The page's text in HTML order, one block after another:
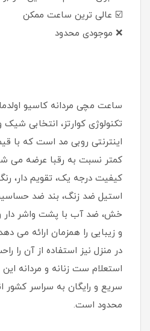
☑️ عالی ترین ساعت ممکن
❌ موجودی محدود
تکنولوژی کوارتز، انتخابی
کمتر نسبت به رقبا عرضه می
کیفیت درجه یک، تقویم دار،
استیل ضد زنگ، بند ضد
خش، ضد آب با پشت واشر دار
و زیبایی را همزمان ارائه می
در منزل نیز استفاده از آن را
استعلام ست زنانه و مردانه
سریع و رایگان به سراسر
محدود است.